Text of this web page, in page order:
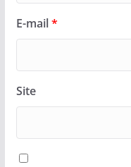
E-mail*
Site